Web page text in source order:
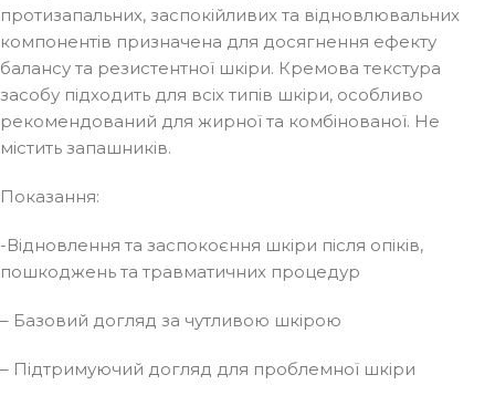
протизапальних, заспокійливих та відновлювальних
компонентів призначена для досягнення ефекту
балансу та резистентної шкіри. Кремова текстура
засобу підходить для всіх типів шкіри, особливо
рекомендований для жирної та комбінованої. Не
містить запашників.
Показання:
-Відновлення та заспокоєння шкіри після опіків,
пошкоджень та травматичних процедур
– Базовий догляд за чутливою шкірою
– Підтримуючий догляд для проблемної шкіри